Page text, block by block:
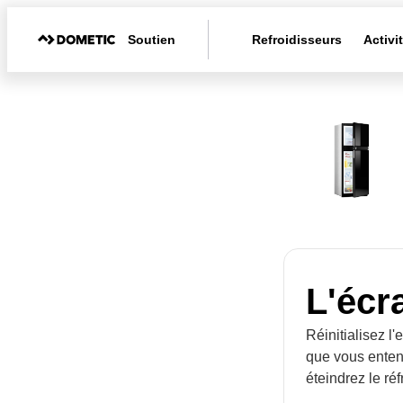
Soutien Refroidisseurs
Réinitialisez
que vous
éteindrez le